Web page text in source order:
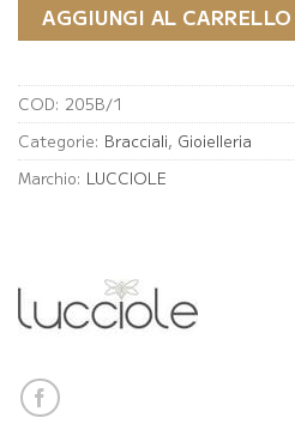
AGGIUNGI AL CARRELLO
COD: 205B/1
Categorie: Bracciali, Gioielleria
Marchio: LUCCIOLE